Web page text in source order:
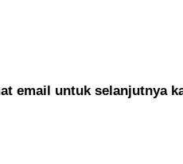
email untuk selanjutnya